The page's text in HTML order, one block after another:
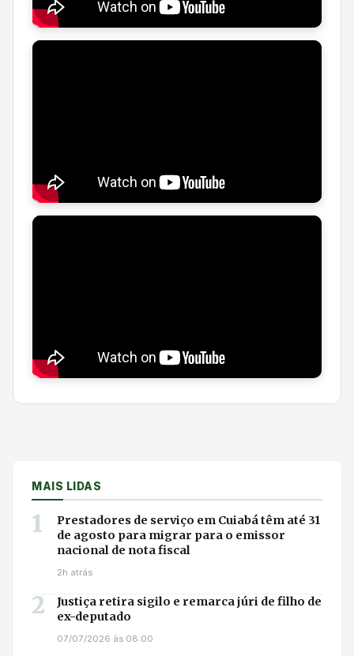
MAIS LIDAS
1
Prestadores de serviço em Cuiabá têm até 31
de agosto para migrar para o emissor
nacional de nota fiscal
2h atrás
2
Justiça retira sigilo e remarca júri de filho de
ex-deputado
07/07/2026 às 08:00